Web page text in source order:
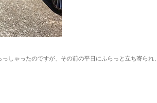
しゃったのですが、その前の平日にふらっと立ち寄られ、